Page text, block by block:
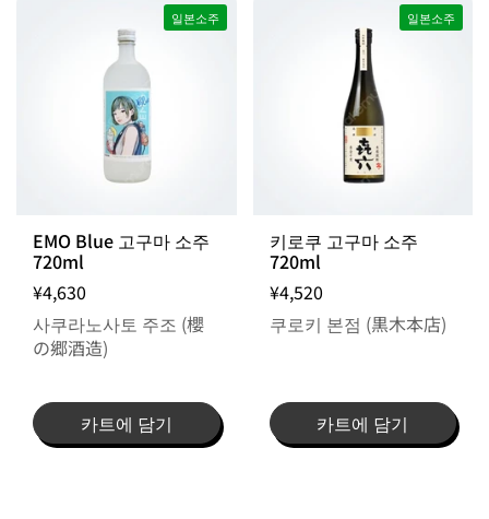
EMO Blue 고구마 소주
720ml
¥4,630
사쿠라노사토 주조 (櫻
の郷酒造)
카트에 담기
일본소주
키로쿠 고구마 소주
720ml
¥4,520
쿠로키 본점 (黒木本店)
카트에 담기
일본소주